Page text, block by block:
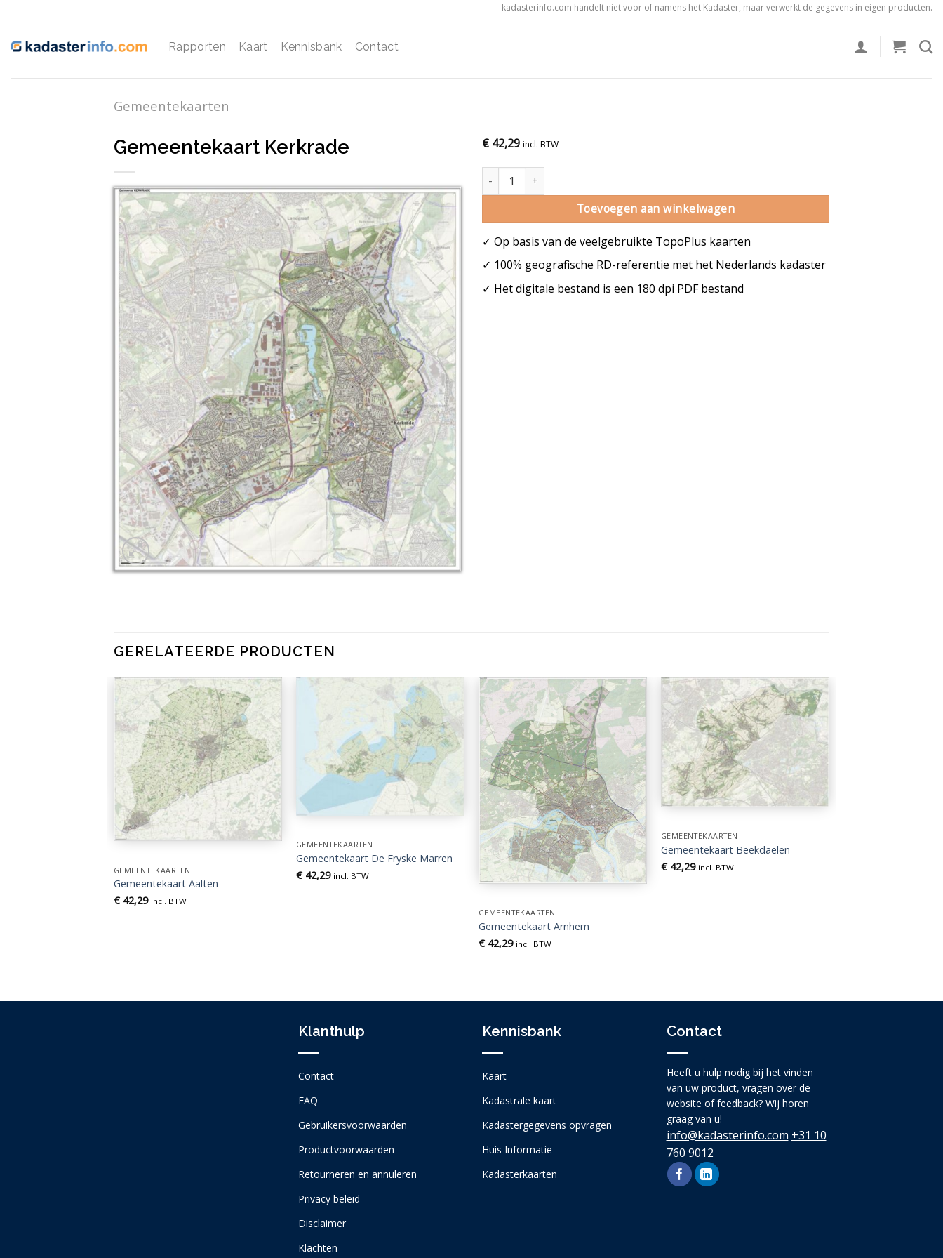
inhoud
kadasterinfo.com handelt niet voor of namens het Kadaster, maar verwerkt de gegevens in eigen producten.
Rapporten Kaart Kennisbank Contact
Gemeentekaarten
Gemeentekaart Kerkrade € 42,29 incl. BTW
Gemeentekaart Kerkrade aantal
Toevoegen aan winkelwagen
✓ Op basis van de veelgebruikte TopoPlus kaarten
✓ 100% geografische RD-referentie met het Nederlands kadaster
✓ Het digitale bestand is een 180 dpi PDF bestand
GERELATEERDE PRODUCTEN
GEMEENTEKAARTEN
Gemeentekaart Aalten
€42,29 incl. BTW
GEMEENTEKAARTEN
Gemeentekaart De Fryske Marren
€42,29 incl. BTW
GEMEENTEKAARTEN
Gemeentekaart Arnhem
€42,29 incl. BTW
GEMEENTEKAARTEN
Gemeentekaart Beekdaelen
€42,29 incl. BTW
Klanthulp
Contact
FAQ
Gebruikersvoorwaarden
Productvoorwaarden
Retourneren en annuleren
Privacy beleid
Disclaimer
Klachten
Kennisbank
Kaart
Kadastrale kaart
Kadastergegevens opvragen
Huis Informatie
Kadasterkaarten
Contact
Heeft u hulp nodig bij het vinden
van uw product, vragen over de
website of feedback? Wij horen
graag van u!
info@kadasterinfo.com +31 10
760 9012